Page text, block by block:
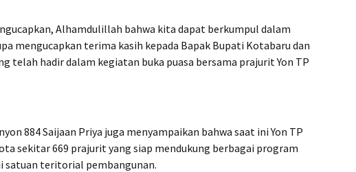
Alhamdulillah bahwa kita dapat berkumpul dalam
mengucapkan terima kasih kepada Bapak Bupati Kotabaru dan
telah hadir dalam kegiatan buka puasa bersama prajurit Yon TP
884 Saijaan Priya juga menyampaikan bahwa saat ini Yon TP
sekitar 669 prajurit yang siap mendukung berbagai program
satuan teritorial pembangunan.